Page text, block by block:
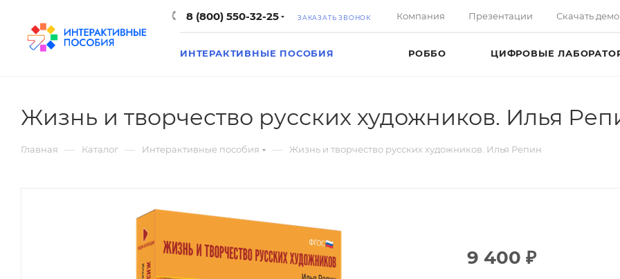
8 (800) 550-32-25 ЗАКАЗАТЬ ЗВОНОК Компания Презентации Скачать
ИНТЕРАКТИВНЫЕ ПОСОБИЯ РОББО ЦИФРОВЫЕ
Жизнь и творчество русских художников. Илья
Главная — Каталог — Интерактивные пособия — Жизнь и творчество русских художников. Илья Репин
9 400 ₽